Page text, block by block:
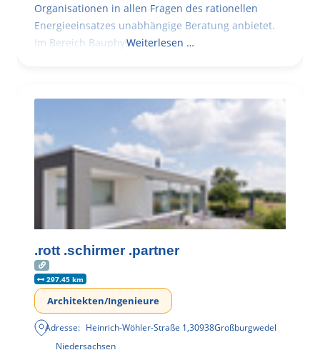
Organisationen in allen Fragen des rationellen
Energieeinsatzes unabhängige Beratung anbietet.
Im Bereich BauphysikWeiterlesen …
.rott .schirmer .partner
297.45 km
Architekten/Ingenieure
Adresse: Heinrich-Wöhler-Straße 1,30938Großburgwedel
Niedersachsen